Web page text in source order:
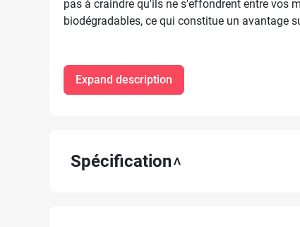
pas à craindre qu'ils ne s'effondrent entre vos
biodégradables, ce qui constitue un avantage
Expand description
Spécification